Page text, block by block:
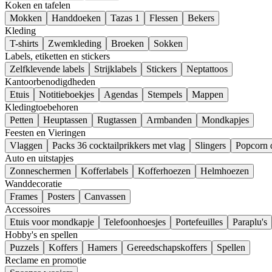
Koken en tafelen
Mokken
Handdoeken Tazas 1 Flessen
Bekers
Kleding
T-shirts
Zwemkleding Broeken
Sokken
Labels, etiketten en stickers
Zelfklevende labels
Strijklabels Stickers
Neptattoos
Kantoorbenodigdheden
Etuis
Notitieboekjes Agendas Stempels
Mappen
Kledingtoebehoren
Petten
Heuptassen Rugtassen Armbanden
Mondkapjes
Feesten en Vieringen
Vlaggen
Packs 36 cocktailprikkers met vlag Slingers Popcorn
Auto en uitstapjes
Zonneschermen
Kofferlabels Kofferhoezen
Helmhoezen
Wanddecoratie
Frames
Posters
Canvassen
Accessoires
Etuis voor mondkapje
Telefoonhoesjes Portefeuilles Paraplu's
Hobby's en spellen
Puzzels
Koffers Hamers Gereedschapskoffers
Spellen
Reclame en promotie